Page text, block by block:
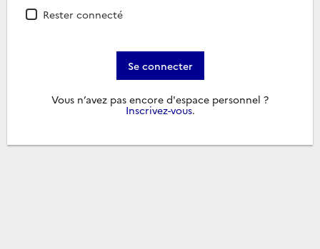
Rester connecté
Se connecter
Vous n’avez pas encore d'espace personnel ?
Inscrivez-vous.